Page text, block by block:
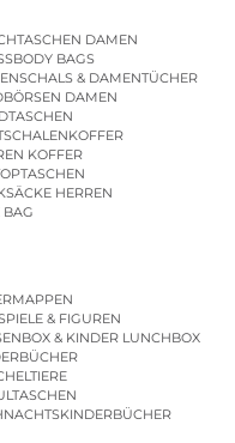
DAMEN
BAGS
& DAMENTÜCHER
DAMEN
KOFFER
HERREN
BAG
& FIGUREN
& KINDER LUNCHBOX